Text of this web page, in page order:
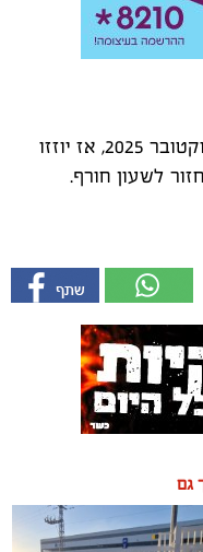
שעון הקיץ יישאר בתוקף עד 26 באוקטובר 2025, אז יוזזו
לשעון חורף.
גם